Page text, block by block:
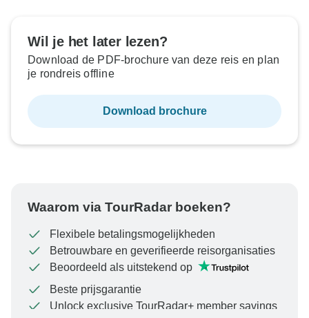
Wil je het later lezen?
Download de PDF-brochure van deze reis en plan
je rondreis offline
Download brochure
Waarom via TourRadar boeken?
Flexibele betalingsmogelijkheden
Betrouwbare en geverifieerde reisorganisaties
Beoordeeld als uitstekend op
Beste prijsgarantie
Unlock exclusive TourRadar+ member savings